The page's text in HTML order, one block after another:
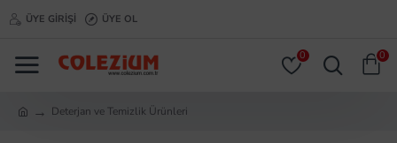
ÜYE GIRIŞI ÜYE OL
0 0
Deterjan ve Temizlik Ürünleri